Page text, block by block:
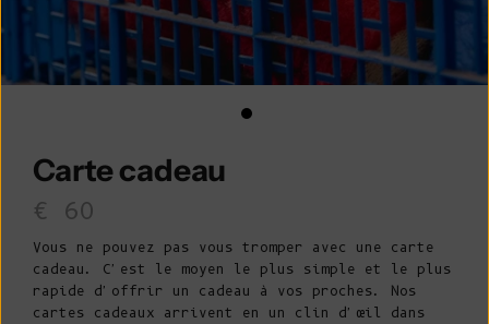
Carte cadeau
Prix de venteÀ partir de
€ 60
Vous ne pouvez pas vous tromper avec une carte
cadeau. C'est le moyen le plus simple et le plus
rapide d'offrir un cadeau à vos proches. Nos
cartes cadeaux arrivent en un clin d'œil dans